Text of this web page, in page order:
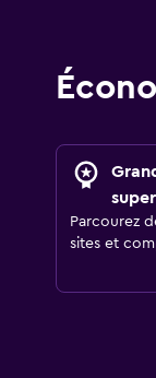
Parcourez
sites et